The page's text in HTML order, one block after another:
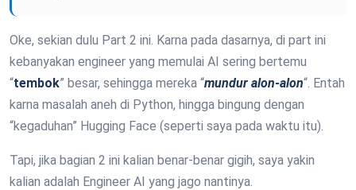
Oke, sekian dulu Part 2 ini. Karna pada dasarnya, di part ini
kebanyakan engineer yang memulai AI sering bertemu
“tembok” besar, sehingga mereka “mundur alon-alon“. Entah
karna masalah aneh di Python, hingga bingung dengan
“kegaduhan” Hugging Face (seperti saya pada waktu itu).
Tapi, jika bagian 2 ini kalian benar-benar gigih, saya yakin
kalian adalah Engineer AI yang jago nantinya.